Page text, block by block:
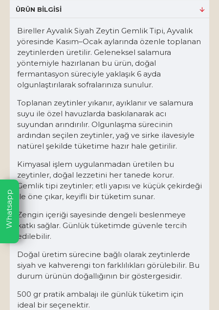
ÜRÜN BILGISI
Bireller Ayvalık Siyah Zeytin Gemlik Tipi, Ayvalık
yöresinde Kasım–Ocak aylarında özenle toplanan
zeytinlerden üretilir. Geleneksel salamura
yöntemiyle hazırlanan bu ürün, doğal
fermantasyon süreciyle yaklaşık 6 ayda
olgunlaştırılarak sofralarınıza sunulur.
Toplanan zeytinler yıkanır, ayıklanır ve salamura
suyu ile özel havuzlarda baskılanarak acı
suyundan arındırılır. Olgunlaşma sürecinin
ardından seçilen zeytinler, yağ ve sirke ilavesiyle
natürel şekilde tüketime hazır hale getirilir.
Kimyasal işlem uygulanmadan üretilen bu
zeytinler, doğal lezzetini her tanede korur.
Gemlik tipi zeytinler; etli yapısı ve küçük çekirdeği
ile öne çıkar, keyifli bir tüketim sunar.
Zengin içeriği sayesinde dengeli beslenmeye
katkı sağlar. Günlük tüketimde güvenle tercih
edilebilir.
Doğal üretim sürecine bağlı olarak zeytinlerde
siyah ve kahverengi ton farklılıkları görülebilir. Bu
durum ürünün doğallığının bir göstergesidir.
500 gr pratik ambalajı ile günlük tüketim için
ideal bir seçenektir.
Whatsapp